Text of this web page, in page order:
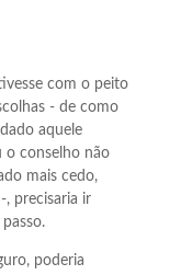
com o peito
- de como
aquele
o conselho não
mais cedo,
, precisaria ir
poderia